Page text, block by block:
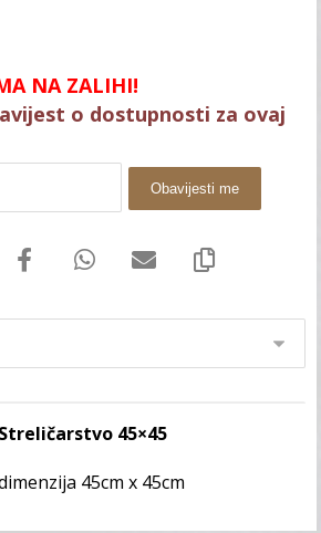
NA ZALIHI!
o dostupnosti za ovaj
Obavijesti me
45×45
45cm x 45cm